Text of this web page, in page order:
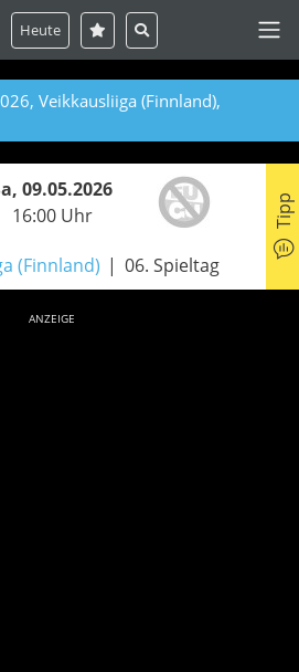
Heute
Veikkausliiga (Finnland),
09.05.2026
16:00 Uhr
(Finnland) 06. Spieltag
Tipp
ANZEIGE